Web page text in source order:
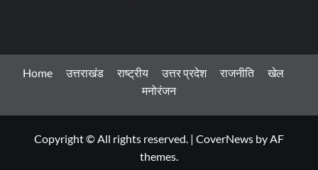
Home उत्तराखंड राष्ट्रीय उत्तर प्रदेश राजनीति
खेल
मनोरंजन
Copyright © All rights reserved. | CoverNews by AF
themes.